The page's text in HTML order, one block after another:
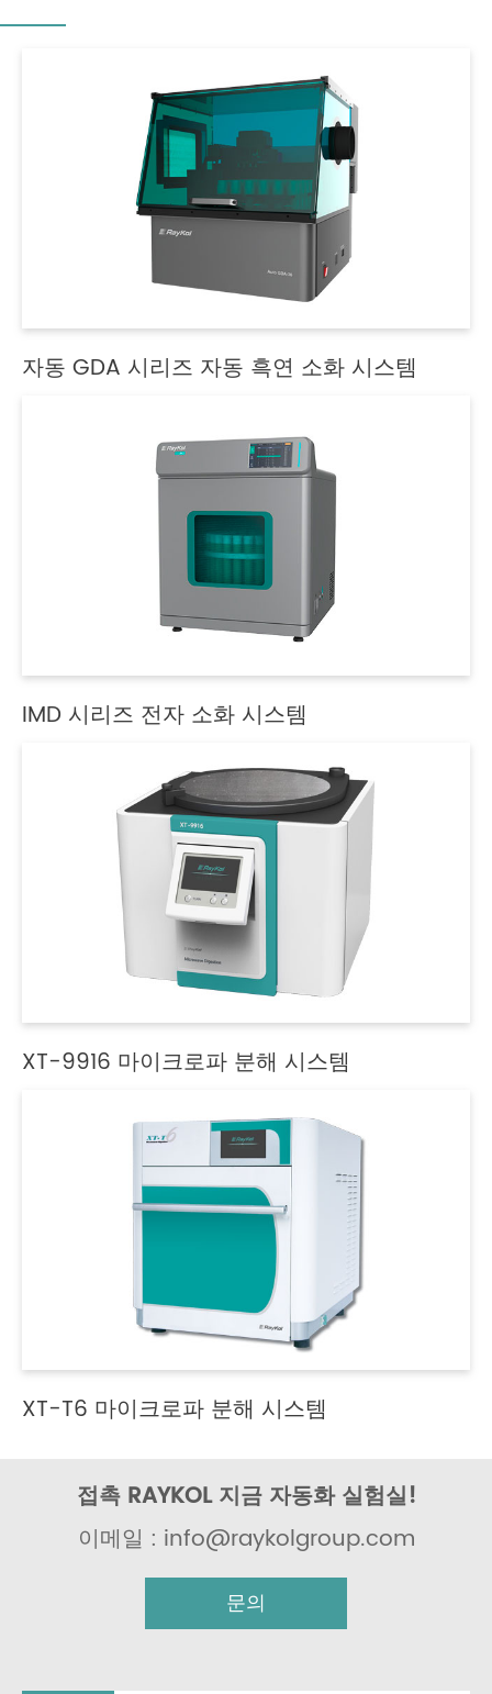
자동 GDA 시리즈 자동 흑연 소화 시스템
IMD 시리즈 전자 소화 시스템
XT-9916 마이크로파 분해 시스템
XT-T6 마이크로파 분해 시스템
접촉 RAYKOL 지금 자동화 실험실!
이메일 : info@raykolgroup.com
문의